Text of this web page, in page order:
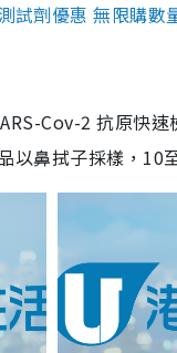
試劑優惠 無限購
Cov-2 抗原快
鼻拭子採樣，10